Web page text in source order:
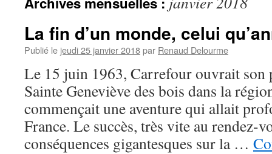
La fin d’un monde, celui
Publié le jeudi 25 janvier 2018par Renaud Delourme
Le 15 juin 1963, Carrefour ouvrait son
Sainte Geneviève des bois dans la
commençait une aventure qui allait
France. Le succès, très vite au rendez-
conséquences gigantesques sur la …